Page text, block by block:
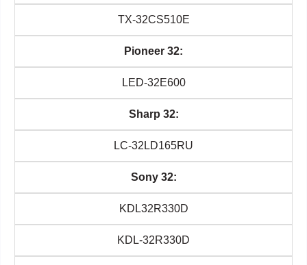
TX-32CS510E
Pioneer 32:
LED-32E600
Sharp 32:
LC-32LD165RU
Sony 32:
KDL32R330D
KDL-32R330D